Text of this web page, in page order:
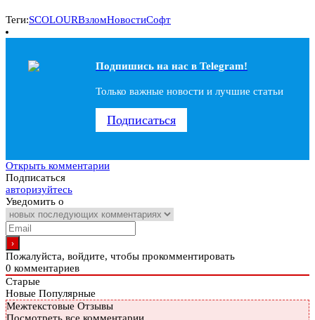
Теги:SCOLOURВзломНовостиСофт
Подпишись на наc в Telegram!
Только важные новости и лучшие статьи
Подписаться
Открыть комментарии
Подписаться
авторизуйтесь
Уведомить о
Пожалуйста, войдите, чтобы прокомментировать
0 комментариев
Старые
Новые Популярные
Межтекстовые Отзывы